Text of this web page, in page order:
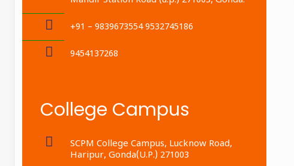
+91 – 9839673554 9532745186
9454137268
College Campus
SCPM College Campus, Lucknow Road,
Haripur, Gonda(U.P.) 271003